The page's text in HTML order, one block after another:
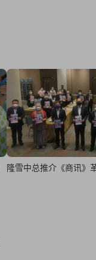
隆雪中总推介《商讯》